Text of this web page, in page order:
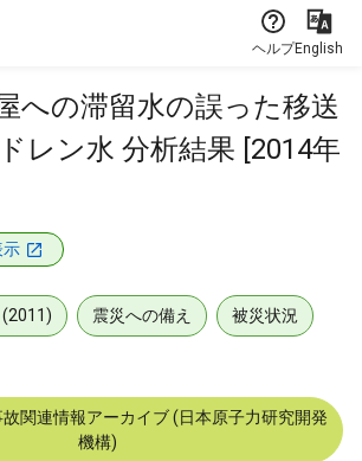
ヘルプEnglish
への滞留水の誤った移送
レン水 分析結果 [2014年
示
震災への備え 被災状況
関連情報アーカイブ (日本原子力研究開発
機構)